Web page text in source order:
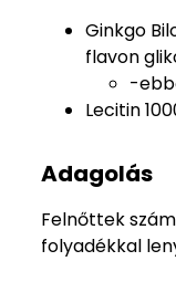
Ginkgo
flavon
-
Lecitin
Adagolás
Felnőttek
folyadékkal